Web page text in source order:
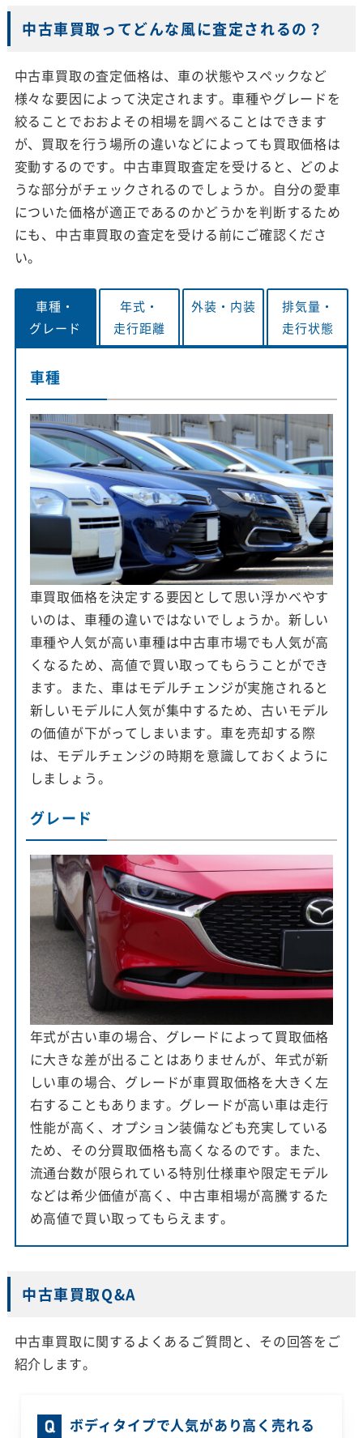
中古車買取ってどんな風に査定されるの？
中古車買取の査定価格は、車の状態やスペックなど
様々な要因によって決定されます。車種やグレードを
絞ることでおおよその相場を調べることはできます
が、買取を行う場所の違いなどによっても買取価格は
変動するのです。中古車買取査定を受けると、どのよ
うな部分がチェックされるのでしょうか。自分の愛車
についた価格が適正であるのかどうかを判断するため
にも、中古車買取の査定を受ける前にご確認くださ
い。
車種・
グレード
年式・
走行距離
外装・ 内装
排気量・
走行状態
車種
車買取価格を決定する要因として思い浮かべやす
いのは、車種の違いではないでしょうか。新しい
車種や人気が高い車種は中古車市場でも人気が高
くなるため、高値で買い取ってもらうことができ
ます。また、車はモデルチェンジが実施されると
新しいモデルに人気が集中するため、古いモデル
の価値が下がってしまいます。車を売却する際
は、モデルチェンジの時期を意識しておくように
しましょう。
グレード
年式が古い車の場合、グレードによって買取価格
に大きな差が出ることはありませんが、年式が新
しい車の場合、グレードが車買取価格を大きく左
右することもあります。グレードが高い車は走行
性能が高く、オプション装備なども充実している
ため、その分買取価格も高くなるのです。また、
流通台数が限られている特別仕様車や限定モデル
などは希少価値が高く、中古車相場が高騰するた
め高値で買い取ってもらえます。
中古車買取Q&A
中古車買取に関するよくあるご質問と、その回答をご
紹介します。
ボディタイプで人気があり高く売れる